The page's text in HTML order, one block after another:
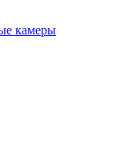
камеры